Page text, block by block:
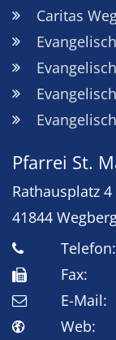
Caritas
Pfarrei St.
Rathausplatz 4
41844
Telefon:
Fax:
E-Mail:
Web: